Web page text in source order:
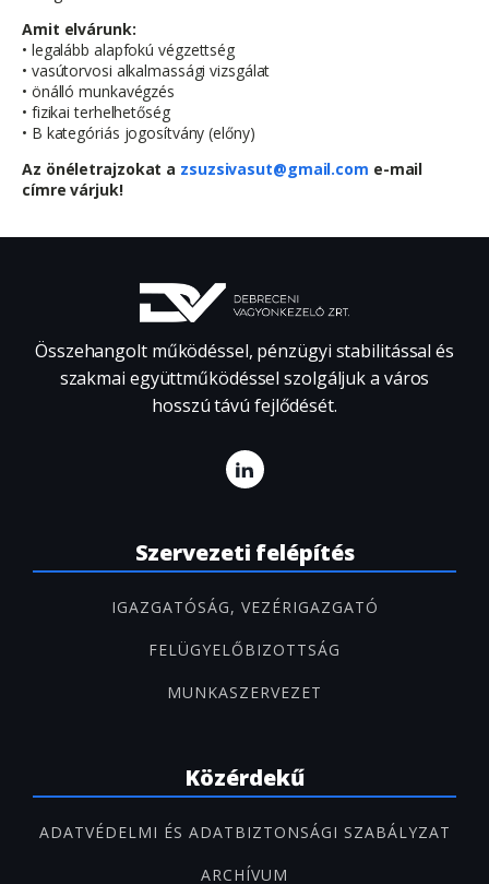
Amit elvárunk:
• legalább alapfokú végzettség
• vasútorvosi alkalmassági vizsgálat
• önálló munkavégzés
• fizikai terhelhetőség
• B kategóriás jogosítvány (előny)
Az önéletrajzokat a zsuzsivasut@gmail.com e-mail
címre várjuk!
Összehangolt működéssel, pénzügyi stabilitással és
szakmai együttműködéssel szolgáljuk a város
hosszú távú fejlődését.
Szervezeti felépítés
IGAZGATÓSÁG, VEZÉRIGAZGATÓ
FELÜGYELŐBIZOTTSÁG
MUNKASZERVEZET
Közérdekű
ADATVÉDELMI ÉS ADATBIZTONSÁGI SZABÁLYZAT
ARCHÍVUM